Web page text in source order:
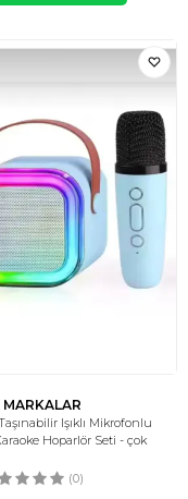
MARKALAR
Işıklı Mikrofonlu
Hoparlör Seti - çok
(0)